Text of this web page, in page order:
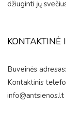
džiuginti jų
KONTAKTINĖ
Buveinės
Kontaktinis
info@antsienos.lt